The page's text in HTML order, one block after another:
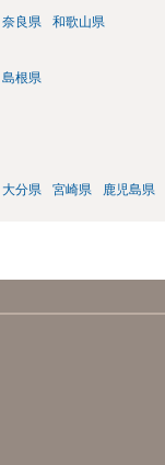
奈良県 和歌山県
島根県
大分県 宮崎県 鹿児島県